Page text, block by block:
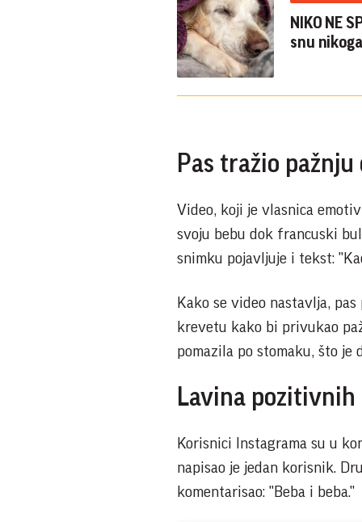
NIKO NE
snu
Pas tražio
Video, koji je vlasnica
svoju bebu dok francuski
snimku pojavljuje i tekst:
Kako se video nastavlja,
krevetu kako bi privukao
pomazila po stomaku, što je
Lavina
Korisnici Instagrama su u
napisao je jedan korisnik.
komentarisao: "Beba i beba."